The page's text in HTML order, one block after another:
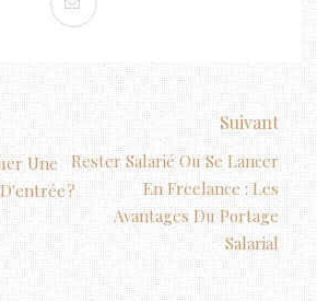
Une
?
Suivant
Rester Salarié Ou Se Lancer
En Freelance : Les
Avantages Du Portage
Salarial